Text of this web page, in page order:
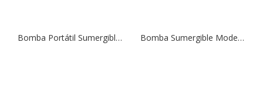
Bomba Portátil Sumergible (Aguas Residuales) Modelo Vigila 200 | 0,33 HP | Drenaje Bomba Sumergible Modelo Drainex 201 M | 1,5 HP | Drenaje